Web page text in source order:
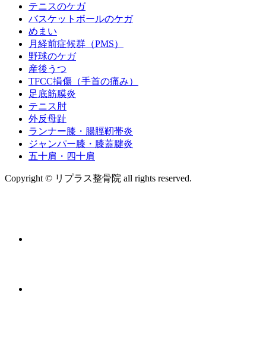
テニスのケガ
バスケットボールのケガ
めまい
月経前症候群（PMS）
野球のケガ
産後うつ
TFCC損傷（手首の痛み）
足底筋膜炎
テニス肘
外反母趾
ランナー膝・腸脛靭帯炎
ジャンパー膝・膝蓋腱炎
五十肩・四十肩
Copyright © リプラス整骨院 all rights reserved.